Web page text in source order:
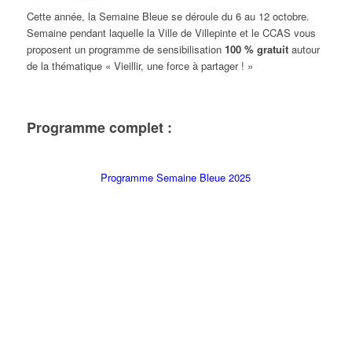
Cette année, la Semaine Bleue se déroule du 6 au 12 octobre.
Semaine pendant laquelle la Ville de Villepinte et le CCAS vous
proposent un programme de sensibilisation 100 % gratuitautour
de la thématique « Vieillir, une force à partager ! »
Programme complet :
Programme Semaine Bleue 2025